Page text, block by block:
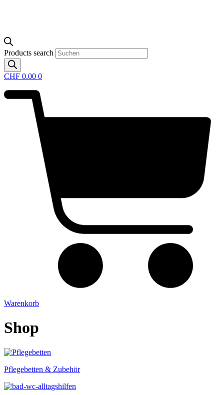
Products search
CHF 0.00 0
Warenkorb
Shop
Pflege­betten & Zubehör